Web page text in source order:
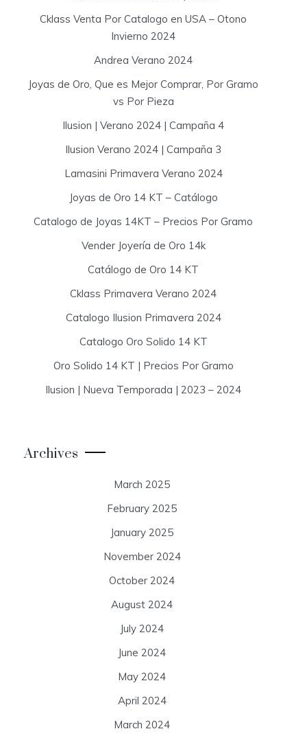
Cklass Venta Por Catalogo en USA – Otono
Invierno 2024
Andrea Verano 2024
Joyas de Oro, Que es Mejor Comprar, Por Gramo
vs Por Pieza
Ilusion | Verano 2024 | Campaña 4
Ilusion Verano 2024 | Campaña 3
Lamasini Primavera Verano 2024
Joyas de Oro 14 KT – Catálogo
Catalogo de Joyas 14KT – Precios Por Gramo
Vender Joyería de Oro 14k
Catálogo de Oro 14 KT
Cklass Primavera Verano 2024
Catalogo Ilusion Primavera 2024
Catalogo Oro Solido 14 KT
Oro Solido 14 KT | Precios Por Gramo
Ilusion | Nueva Temporada | 2023 – 2024
Archives
March 2025
February 2025
January 2025
November 2024
October 2024
August 2024
July 2024
June 2024
May 2024
April 2024
March 2024